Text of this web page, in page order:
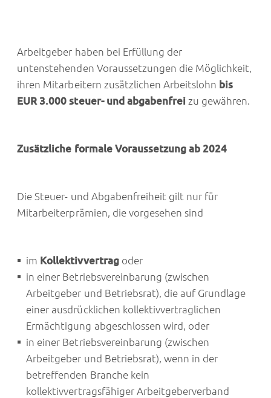
Arbeitgeber haben bei Erfüllung der
untenstehenden Voraussetzungen die Möglichkeit,
ihren Mitarbeitern zusätzlichen Arbeitslohn bis
EUR 3.000 steuer- und abgabenfrei zu gewähren.
Zusätzliche formale Voraussetzung ab 2024
Die Steuer- und Abgabenfreiheit gilt nur für
Mitarbeiterprämien, die vorgesehen sind
im Kollektivvertragoder
in einer Betriebsvereinbarung (zwischen
Arbeitgeber und Betriebsrat), die auf Grundlage
einer ausdrücklichen kollektivvertraglichen
Ermächtigung abgeschlossen wird, oder
in einer Betriebsvereinbarung (zwischen
Arbeitgeber und Betriebsrat), wenn in der
betreffenden Branche kein
kollektivvertragsfähiger Arbeitgeberverband